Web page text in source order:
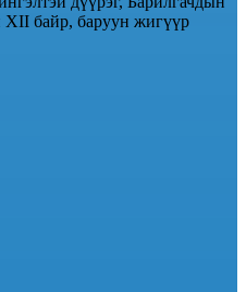
XII байр, баруун жигүүр